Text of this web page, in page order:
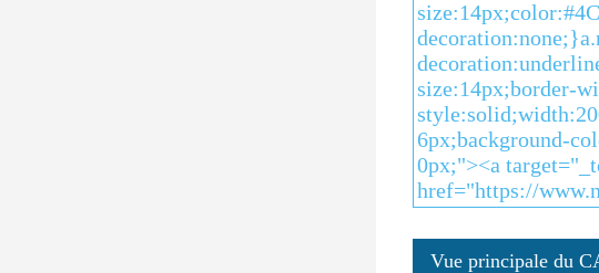
Vue principale du